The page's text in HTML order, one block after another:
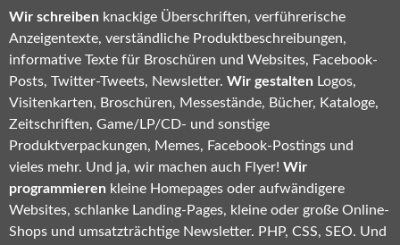
Wir schreiben knackige Überschriften, verführerische
Anzeigentexte, verständliche Produktbeschreibungen,
informative Texte für Broschüren und Websites, Facebook-
Posts, Twitter-Tweets, Newsletter. Wir gestalten Logos,
Visitenkarten, Broschüren, Messestände, Bücher, Kataloge,
Zeitschriften, Game/LP/CD- und sonstige
Produktverpackungen, Memes, Facebook-Postings und
vieles mehr. Und ja, wir machen auch Flyer! Wir
programmieren kleine Homepages oder aufwändigere
Websites, schlanke Landing-Pages, kleine oder große Online-
Shops und umsatzträchtige Newsletter. PHP, CSS, SEO. Und